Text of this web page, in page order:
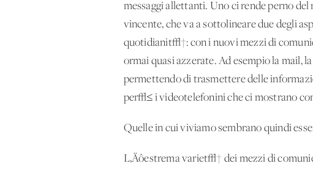
messaggi allettanti. Uno ci rende perno
vincente, che va a sottolineare due degli
quotidianit√†: con i nuovi mezzi di
ormai quasi azzerate. Ad esempio la mail,
permettendo di trasmettere delle
per√≤ i videotelefonini che ci mostrano
Quelle in cui viviamo sembrano quindi
L‚Äôestrema variet√† dei mezzi di